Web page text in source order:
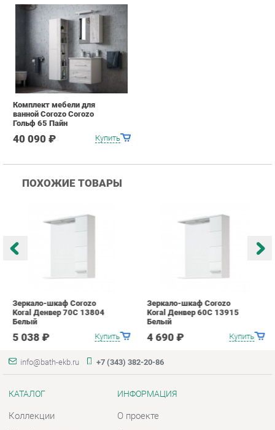
Купить
Комплект мебели для
ванной Corozo Corozo
Гольф 65 Пайн
40 090 ₽
ПОХОЖИЕ ТОВАРЫ
Коллекции
Шкафы в ванную
Комоды для ванной
Умывальники с тумбой
Тумбы под раковину
Зеркала в ванную
О проекте
Контакты
Дизайн
Скидки и Акции
Политика
Помощь